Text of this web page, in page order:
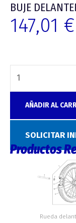
BUJE
147,01 €
AÑADIR AL
SOLICITAR
Productos
Rueda